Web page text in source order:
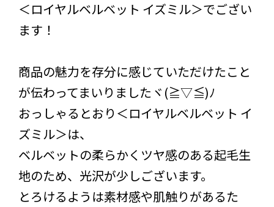
＜ロイヤルベルベット イズミル＞でござい
ます！
商品の魅力を存分に感じていただけたこと
が伝わってまいりましたヾ(≧▽≦)ﾉ
おっしゃるとおり＜ロイヤルベルベット イ
ズミル＞は、
ベルベットの柔らかくツヤ感のある起毛生
地のため、光沢が少しございます。
とろけるようは素材感や肌触りがあるた